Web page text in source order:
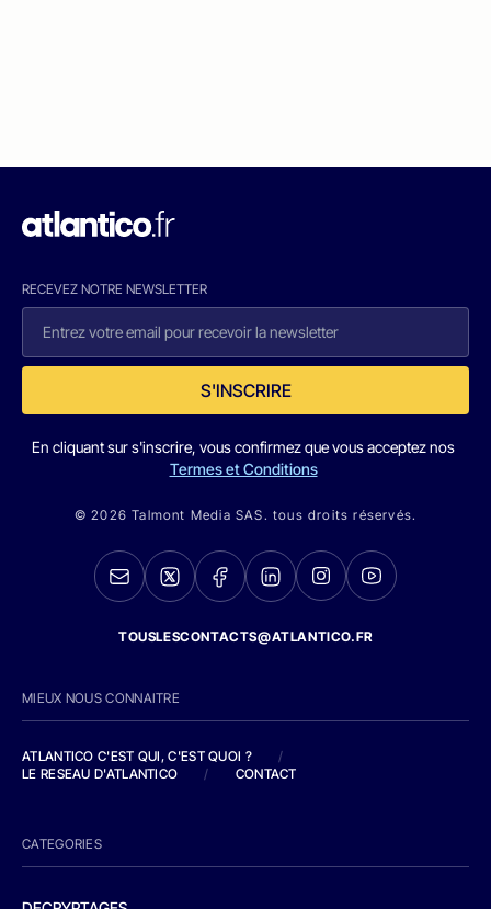
RECEVEZ NOTRE NEWSLETTER
S'INSCRIRE
En cliquant sur s'inscrire, vous confirmez que vous acceptez nos
Termes et Conditions
© 2026 Talmont Media SAS. tous droits réservés.
TOUSLESCONTACTS@ATLANTICO.FR
MIEUX NOUS CONNAITRE
ATLANTICO C'EST QUI, C'EST QUOI ?
/
LE RESEAU D'ATLANTICO
/ CONTACT
CATEGORIES